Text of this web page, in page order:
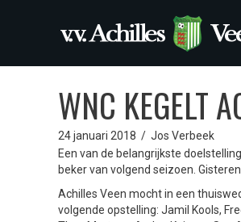
WNC KEGELT
24 januari 2018 / Jos Verbeek
Een van de belangrijkste
beker van volgend seizoen.
Achilles Veen mocht in een
volgende opstelling: Jamil Kools,